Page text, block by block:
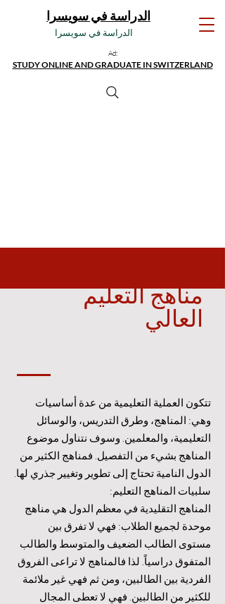
الدراسة في سويسرا
الدراسة في سويسرا
Ad:
STUDY ONLINE AND GRADUATE IN SWITZERLAND
مناهج التعليم
العالي
تتكون العملية التعليمية من عدة أساسيات
وهي: المناهج، وطرق التدريس، والوسائل
التعليمية، والمعلمين. وسوف نتناول موضوع
المناهج بشيء من التفصيل. فمناهج الكثير من
الدول النامية تحتاج إلى تطوير وتغيير جذري لها.
سلبيات المناهج التعليم:
المناهج التقليدية في معظم الدول هي مناهج
موحدة لجميع الطلاب: فهي لا تفرق بين
مستوى الطالب الضعيف والمتوسط والطالب
المتفوق دراسياً. لذا فالمناهج لا تراعى الفروق
الفردية بين الطالبين، ومن ثم فهي غير ملائمة
للكثير من الطالبين. فهي لا تعطى المجال